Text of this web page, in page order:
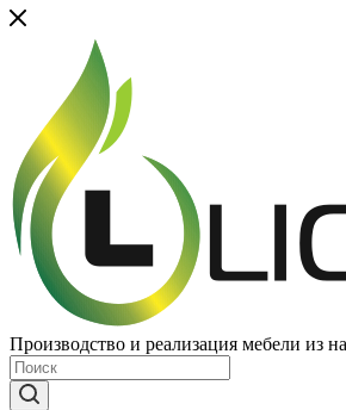
Производство и реализация мебели из